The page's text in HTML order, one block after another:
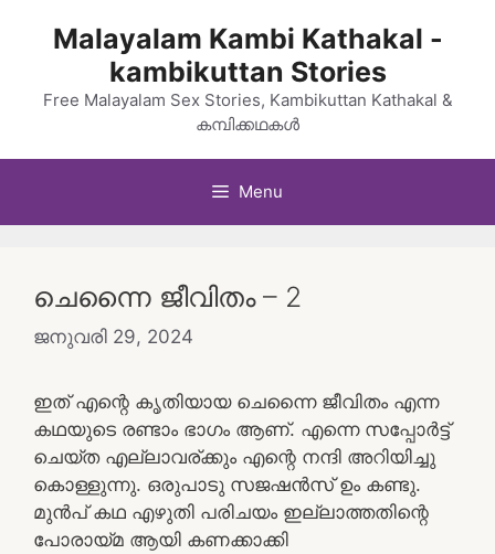
Malayalam Kambi Kathakal -
kambikuttan Stories
Free Malayalam Sex Stories, Kambikuttan Kathakal &
കമ്പിക്കഥകൾ
Menu
ചെന്നൈ ജീവിതം – 2
ജനുവരി 29, 2024
ഇത് എന്റെ കൃതിയായ ചെന്നൈ ജീവിതം എന്ന
കഥയുടെ രണ്ടാം ഭാഗം ആണ്. എന്നെ സപ്പോർട്ട്
ചെയ്ത എല്ലാവര്ക്കും എന്റെ നന്ദി അറിയിച്ചു
കൊള്ളുന്നു. ഒരുപാടു സജഷൻസ് ഉം കണ്ടു.
മുൻപ് കഥ എഴുതി പരിചയം ഇല്ലാത്തതിന്റെ
പോരായ്മ ആയി കണക്കാക്കി